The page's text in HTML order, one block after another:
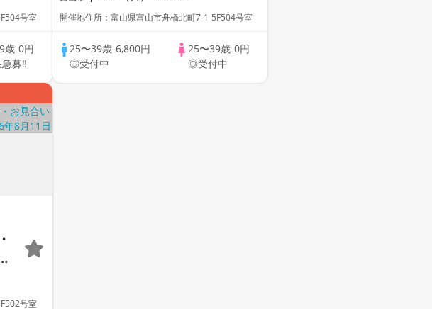
号室
歳0円
募‼
～真剣な出会い～
開催地住所：富山県富山市舟橋北町7-1 5F504号室
25〜39歳6,800円
◎受付中
25〜39歳 0円
◎受付中
号室